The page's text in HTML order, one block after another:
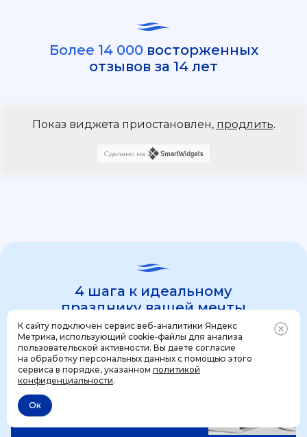
Позвонить+7 (499) 444-31-53
К сайту подключен сервис веб-аналитики Яндекс
Метрика, использующий cookie-файлы для анализа
пользовательской активности. Вы даете согласие
на обработку персональных данных с помощью этого
сервиса в порядке, указанном политикой
конфиденциальности.
Ок
Более 14 000восторженных
отзывов за 14 лет
Показ виджета приостановлен, продлить.
Сделано на
4 шага к идеальному
празднику вашей мечты
1 шаг